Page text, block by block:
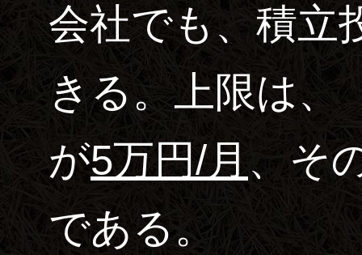
会社でも、積立
きる。上限は、
が5万円/月 、そ
である。